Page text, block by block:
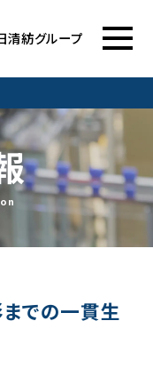
清紡グループ
での一貫生